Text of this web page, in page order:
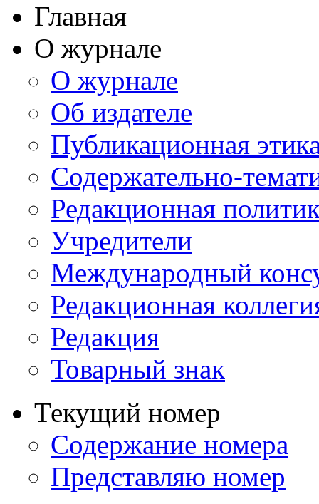
Главная
О журнале
О журнале
Об издателе
Публикационная
Содержательно-
Редакционная
Учредители
Международный
Редакционная
Редакция
Товарный знак
Текущий номер
Содержание номера
Представляю номер